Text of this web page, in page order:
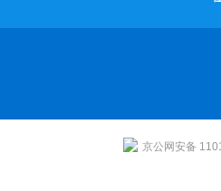
京公网安备